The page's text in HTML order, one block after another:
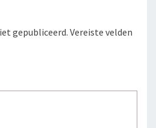
gepubliceerd. Vereiste velden